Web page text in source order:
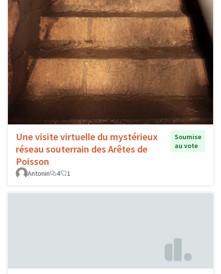
Une visite virtuelle du mystérieux
réseau souterrain des Arêtes de
Poisson
Soumise
au vote
Antonin 4 1